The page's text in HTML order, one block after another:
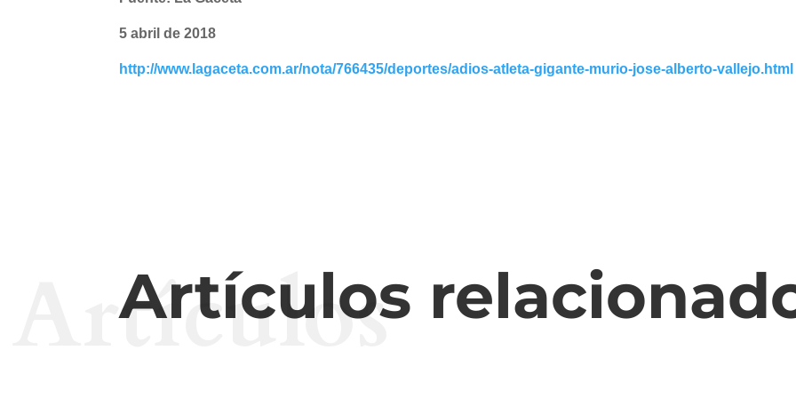
5 abril de 2018
http://www.lagaceta.com.ar/nota/766435/deportes/adios-atleta-gigante-murio-jose-alberto-vallejo.html
Artículos
Artículos